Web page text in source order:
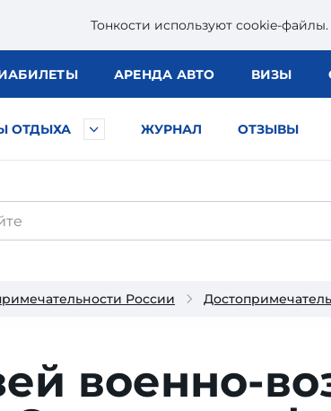
Тонкости используют сookie-файлы.
БИЛЕТЫ АРЕНДА АВТО ВИЗЫ
ОТДЫХА ЖУРНАЛ ОТЗЫВЫ
России
военно-